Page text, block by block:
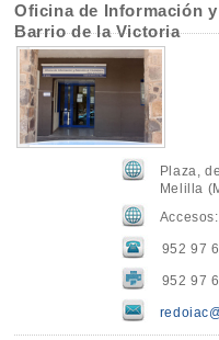
Oficina de Información
Barrio de la Victoria
Plaza,
Melilla
952 97
952 97